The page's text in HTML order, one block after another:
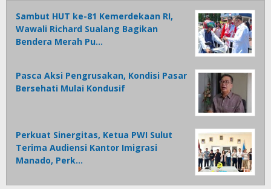
Sambut HUT ke-81 Kemerdekaan RI,
Wawali Richard Sualang Bagikan
Bendera Merah Pu…
Pasca Aksi Pengrusakan, Kondisi Pasar
Bersehati Mulai Kondusif
Perkuat Sinergitas, Ketua PWI Sulut
Terima Audiensi Kantor Imigrasi
Manado, Perk…